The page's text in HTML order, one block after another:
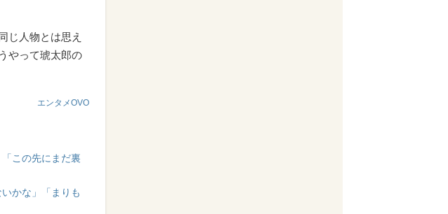
じ人物とは思え
やって琥太郎の
エンタメOVO
この先にまだ裏
かな」「まりも